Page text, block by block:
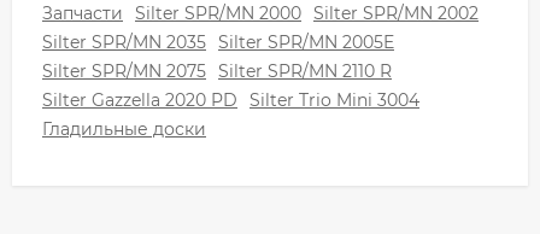
Запчасти
Silter SPR/MN 2000 Silter SPR/MN 2002
Silter SPR/MN 2035 Silter SPR/MN 2005E
Silter SPR/MN 2075 Silter SPR/MN 2110 R
Silter Gazzella 2020 PD
Silter Trio Mini 3004
Гладильные доски